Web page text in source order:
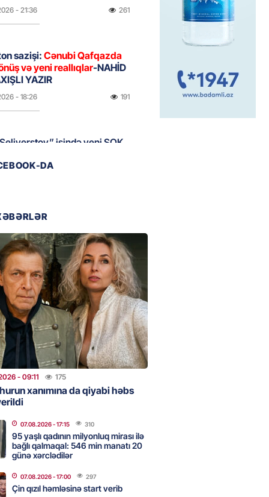
- 21:36 261
sazişi:Cənubi Qafqazda
və yeni reallıqlar-NAHİD
YAZIR
- 18:26 191
işində yeni ŞOK
sürətli qaçış
evlənməsə yaxşıdır” —
- 15:37 204
İlham Əliyev müharibəni
həm də sülhü qazandı!” –
- 14:50 171
oğlu türkcə danışdı
- 14:39
Prezident İlham Əliyevə
DA
- 09:11 175
xanımına da qiyabi həbs
07.08.2026- 17:15 310
95 yaşlı qadının milyonluq mirası ilə
bağlı qalmaqal: 546 min manatı 20
günə xərclədilər
07.08.2026- 17:00 297
Çin qızıl həmləsinə start verib